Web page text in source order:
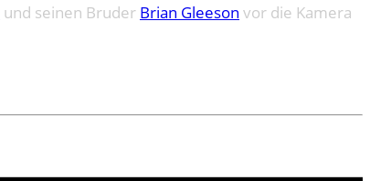
und seinen Bruder Brian Gleeson vor die Kamera